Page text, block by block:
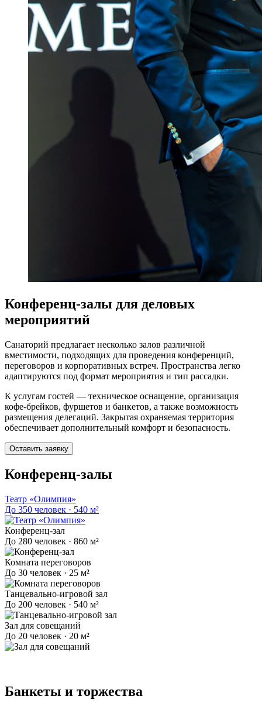
Конференц-залы для деловых
мероприятий
Санаторий предлагает несколько залов различной
вместимости, подходящих для проведения конференций,
переговоров и корпоративных встреч. Пространства легко
адаптируются под формат мероприятия и тип рассадки.
К услугам гостей — техническое оснащение, организация
кофе-брейков, фуршетов и банкетов, а также возможность
размещения делегаций. Закрытая охраняемая территория
обеспечивает дополнительный комфорт и безопасность.
Оставить заявку
Конференц-залы
Театр «Олимпия»
До 350 человек · 540 м²
Конференц-зал
До 280 человек · 860 м²
Комната переговоров
До 30 человек · 25 м²
Танцевально-игровой зал
До 200 человек · 540 м²
Зал для совещаний
До 20 человек · 20 м²
Банкеты и торжества